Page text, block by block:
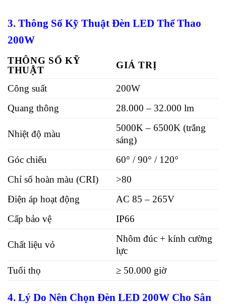
3. Thông Số Kỹ Thuật Đèn LED Thể Thao
200W
THÔNG SỐ KỸ
THUẬT
GIÁ TRỊ
Công suất
200W
Quang thông
28.000 – 32.000 lm
Nhiệt độ màu
5000K – 6500K (trắng
sáng)
Góc chiếu
60° / 90° / 120°
Chỉ số hoàn màu (CRI)
>80
Điện áp hoạt động
AC 85 – 265V
Cấp bảo vệ
IP66
Chất liệu vỏ
Nhôm đúc + kính cường
lực
Tuổi thọ
≥ 50.000 giờ
4. Lý Do Nên Chọn Đèn LED 200W Cho Sân